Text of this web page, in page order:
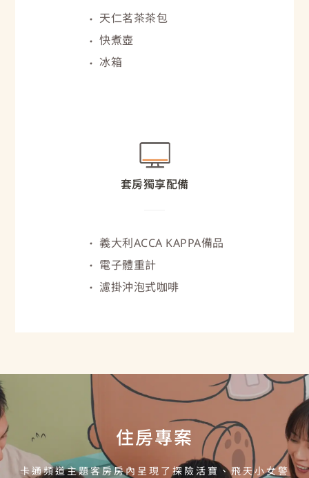
天仁茗茶茶包
快煮壺
冰箱
套房獨享配備
義大利ACCA KAPPA備品
電子體重計
濾掛沖泡式咖啡
住房專案
卡通頻道主題客房房內呈現了探險活寶、飛天小女警